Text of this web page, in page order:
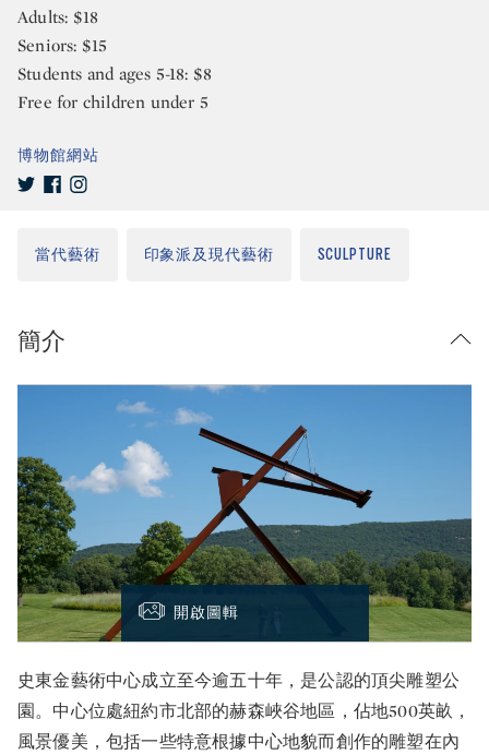
簡介
開啟圖輯
史東金藝術中心成立至今逾五十年，是公認的頂尖雕塑公
園。中心位處紐約市北部的赫森峽谷地區，佔地500英畝，
風景優美，包括一些特意根據中心地貌而創作的雕塑在內
Adults: $18
Seniors: $15
Students and ages 5-18: $8
Free for children under 5
博物館網站
當代藝術 印象派及現代藝術 SCULPTURE